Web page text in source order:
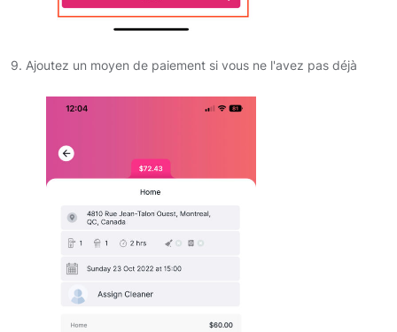
9. Ajoutez un moyen de paiement si vous ne l'avez pas déjà